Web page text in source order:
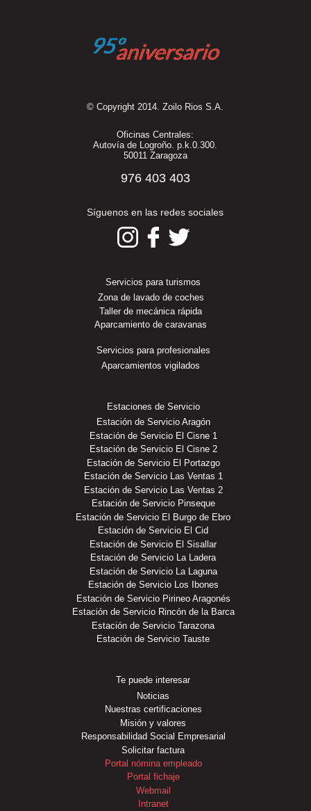
© Copyright 2014. Zoilo Rios S.A.
Oficinas Centrales:
Autovía de Logroño. p.k.0.300.
50011 Zaragoza
976 403 403
Síguenos en las redes sociales
Servicios para turismos
Zona de lavado de coches
Taller de mecánica rápida
Aparcamiento de caravanas
Servicios para profesionales
Aparcamientos vigilados
Estaciones de Servicio
Estación de Servicio Aragón
Estación de Servicio El Cisne 1
Estación de Servicio El Cisne 2
Estación de Servicio El Portazgo
Estación de Servicio Las Ventas 1
Estación de Servicio Las Ventas 2
Estación de Servicio Pinseque
Estación de Servicio El Burgo de Ebro
Estación de Servicio El Cid
Estación de Servicio El Sisallar
Estación de Servicio La Ladera
Estación de Servicio La Laguna
Estación de Servicio Los Ibones
Estación de Servicio Pirineo Aragonés
Estación de Servicio Rincón de la Barca
Estación de Servicio Tarazona
Estación de Servicio Tauste
Te puede interesar
Noticias
Nuestras certificaciones
Misión y valores
Responsabilidad Social Empresarial
Solicitar factura
Portal nómina empleado
Portal fichaje
Webmail
Intranet